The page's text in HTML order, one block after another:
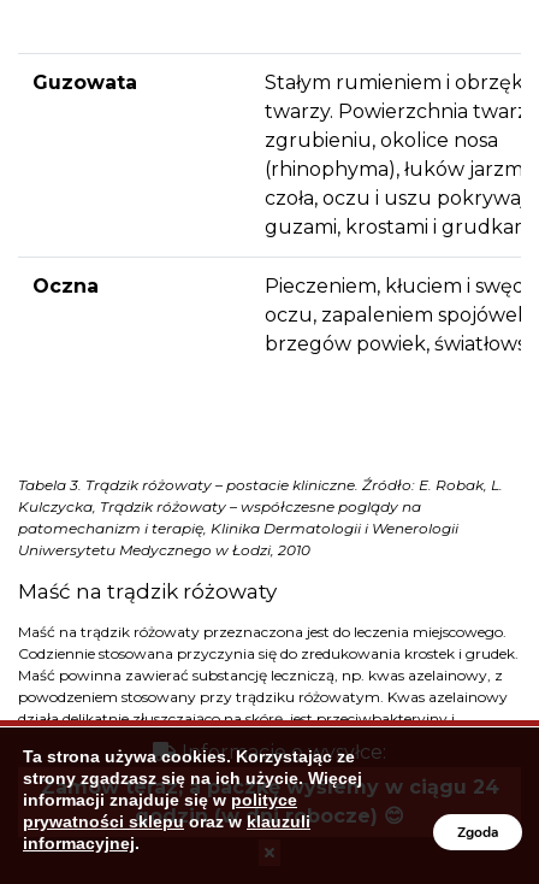
Guzowata
Stałym rumieniem i
twarzy. Powierzchnia
zgrubieniu, okolice nosa
(rhinophyma), łuków
czoła, oczu i uszu
guzami, krostami i grudkami.
Oczna
Pieczeniem, kłuciem i
oczu, zapaleniem spojówek i
brzegów powiek,
Tabela 3. Trądzik różowaty – postacie kliniczne. Źródło: E. Robak, L.
Kulczycka, Trądzik różowaty – współczesne poglądy na
patomechanizm i terapię, Klinika Dermatologii i Wenerologii
Uniwersytetu Medycznego w Łodzi, 2010
Maść na trądzik różowaty
Maść na trądzik różowaty przeznaczona jest do leczenia miejscowego.
Codziennie stosowana przyczynia się do zredukowania krostek i grudek.
Maść powinna zawierać substancję leczniczą, np. kwas azelainowy, z
powodzeniem stosowany przy trądziku różowatym. Kwas azelainowy
działa delikatnie złuszczająco na skórę, jest przeciwbakteryjny i
zapobiega powstawaniu zaskórników. Dzięki swojemu hamującemu
wpływowi na proces syntezy melaniny stanowi skuteczną pomoc w
zmniejszaniu przebarwień po zmianach zapalnych. Przykładem maści
na trądzik różowaty z kwasem azelainowym jest np. maść na rano
Acnerose.
Informacje o wysyłce:
Zamów teraz, a paczkę wyślemy w ciągu 24
godzin (w dni robocze) 😊
Ta strona używa cookies. Korzystając ze
strony zgadzasz się na ich użycie. Więcej
informacji znajduje się wpolityce
prywatności sklepuoraz w klauzuli
informacyjnej.
Zgoda